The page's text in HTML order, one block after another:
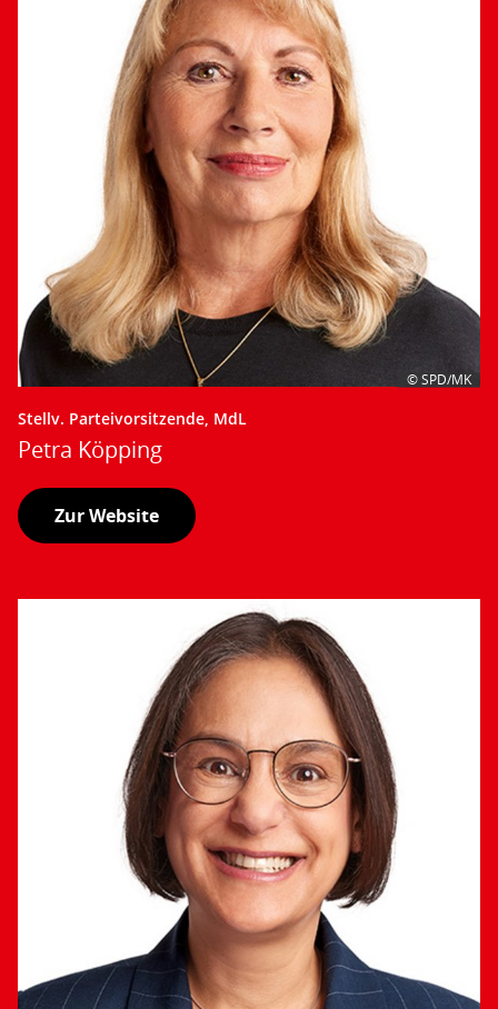
© SPD/MK
Stellv. Parteivorsitzende, MdL
Petra Köpping
Zur Website